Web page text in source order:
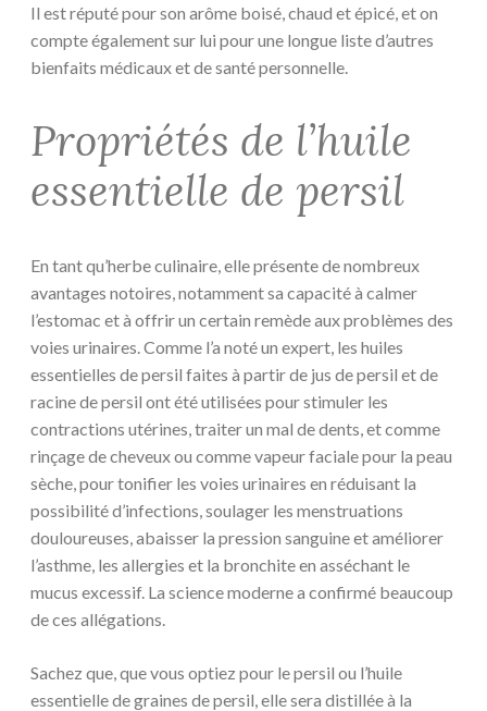
Il est réputé pour son arôme boisé, chaud et épicé, et on
compte également sur lui pour une longue liste d’autres
bienfaits médicaux et de santé personnelle.
Propriétés de l’huile
essentielle de persil
En tant qu’herbe culinaire, elle présente de nombreux
avantages notoires, notamment sa capacité à calmer
l’estomac et à offrir un certain remède aux problèmes des
voies urinaires. Comme l’a noté un expert, les huiles
essentielles de persil faites à partir de jus de persil et de
racine de persil ont été utilisées pour stimuler les
contractions utérines, traiter un mal de dents, et comme
rinçage de cheveux ou comme vapeur faciale pour la peau
sèche, pour tonifier les voies urinaires en réduisant la
possibilité d’infections, soulager les menstruations
douloureuses, abaisser la pression sanguine et améliorer
l’asthme, les allergies et la bronchite en asséchant le
mucus excessif. La science moderne a confirmé beaucoup
de ces allégations.
Sachez que, que vous optiez pour le persil ou l’huile
essentielle de graines de persil, elle sera distillée à la